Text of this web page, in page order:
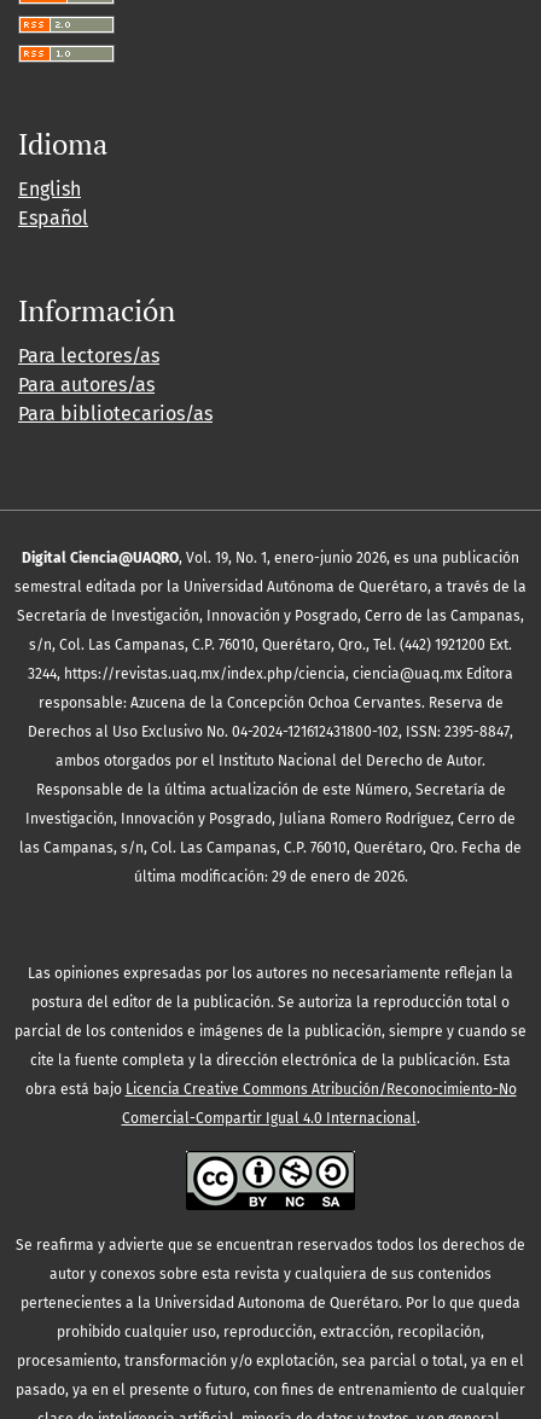
Idioma
English
Español
Información
Para lectores/as
Para autores/as
Para bibliotecarios/as
Digital Ciencia@UAQRO, Vol. 19, No. 1, enero-junio 2026, es una publicación
semestral editada por la Universidad Autónoma de Querétaro, a través de la
Secretaría de Investigación, Innovación y Posgrado, Cerro de las Campanas,
s/n, Col. Las Campanas, C.P. 76010, Querétaro, Qro., Tel. (442) 1921200 Ext.
3244, https://revistas.uaq.mx/index.php/ciencia, ciencia@uaq.mx Editora
responsable: Azucena de la Concepción Ochoa Cervantes. Reserva de
Derechos al Uso Exclusivo No. 04-2024-121612431800-102, ISSN: 2395-8847,
ambos otorgados por el Instituto Nacional del Derecho de Autor.
Responsable de la última actualización de este Número, Secretaría de
Investigación, Innovación y Posgrado, Juliana Romero Rodríguez, Cerro de
las Campanas, s/n, Col. Las Campanas, C.P. 76010, Querétaro, Qro. Fecha de
última modificación: 29 de enero de 2026.
Las opiniones expresadas por los autores no necesariamente reflejan la
postura del editor de la publicación. Se autoriza la reproducción total o
parcial de los contenidos e imágenes de la publicación, siempre y cuando se
cite la fuente completa y la dirección electrónica de la publicación. Esta
obra está bajo Licencia Creative Commons Atribución/Reconocimiento-No
Comercial-Compartir Igual 4.0 Internacional.
Se reafirma y advierte que se encuentran reservados todos los derechos de
autor y conexos sobre esta revista y cualquiera de sus contenidos
pertenecientes a la Universidad Autonoma de Querétaro. Por lo que queda
prohibido cualquier uso, reproducción, extracción, recopilación,
procesamiento, transformación y/o explotación, sea parcial o total, ya en el
pasado, ya en el presente o futuro, con fines de entrenamiento de cualquier